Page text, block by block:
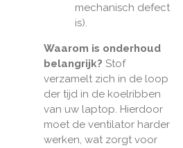
mechanisch defect
is).
Waarom is onderhoud
belangrijk? Stof
verzamelt zich in de loop
der tijd in de koelribben
van uw laptop. Hierdoor
moet de ventilator harder
werken, wat zorgt voor